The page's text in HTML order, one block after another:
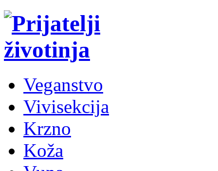
Veganstvo
Vivisekcija
Krzno
Koža